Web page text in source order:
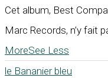
Cet album, Best
Marc Records, n’y fait
MoreSee Less
le Bananier bleu